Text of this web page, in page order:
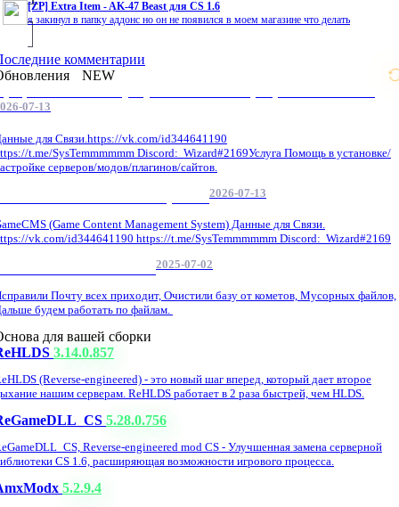
[ZP] Extra Item - AK-47 Beast для CS 1.6
я закинул в папку аддонс но он не появился в моем магазине что делать
комментарии
NEW
07-13
для Связи.https://vk.com/id344641190
t.me/SysTemmmmmm Discord: Wizard#2169Услуга Помощь в установке/
серверов/модов/плагинов/сайтов.
2026-07-13
(Game Content Management System) Данные для Связи.
vk.com/id344641190 https://t.me/SysTemmmmmm Discord: Wizard#2169
2025-07-02
Почту всех приходит, Очистили базу от кометов, Мусорных файлов,
будем работать по файлам.
для вашей сборки
3.14.0.857
(Reverse-engineered) - это новый шаг вперед, который дает второе
нашим серверам. ReHLDS работает в 2 раза быстрей, чем HLDS.
5.28.0.756
Reverse-engineered mod CS - Улучшенная замена серверной
CS 1.6, расширяющая возможности игрового процесса.
5.2.9.4